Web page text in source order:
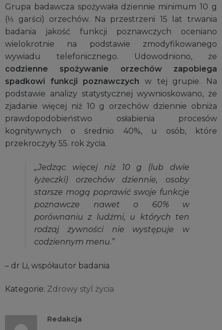
Grupa badawcza spożywała dziennie minimum 10 g
(⅓ garści) orzechów. Na przestrzeni 15 lat trwania
badania jakość funkcji poznawczych oceniano
wielokrotnie na podstawie zmodyfikowanego
wywiadu telefonicznego. Udowodniono, że
codzienne spożywanie orzechów zapobiega
spadkowi funkcji poznawczych w tej grupie. Na
podstawie analizy statystycznej wywnioskowano, że
zjadanie więcej niż 10 g orzechów dziennie obniża
prawdopodobieństwo osłabienia procesów
kognitywnych o średnio 40%, u osób, które
przekroczyły 55. rok życia.
„Jedząc więcej niż 10 g (lub dwie
łyżeczki) orzechów dziennie, osoby
starsze mogą poprawić swoje funkcje
poznawcze nawet o 60% w
porównaniu z ludźmi, u których ten
rodzaj żywności nie występuje w
codziennym menu.”
– dr Li, współautor badania
Kategorie: Zdrowy styl życia
Redakcja